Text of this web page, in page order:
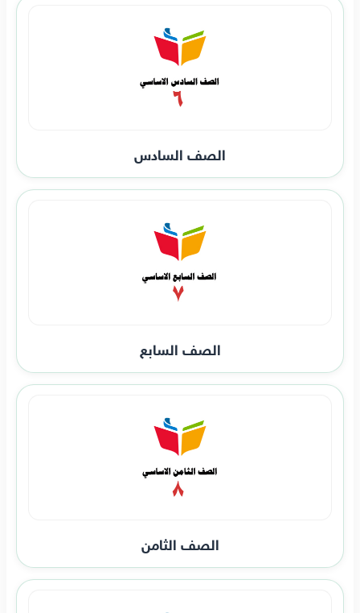
الصف السادس
الصف السابع
الصف الثامن